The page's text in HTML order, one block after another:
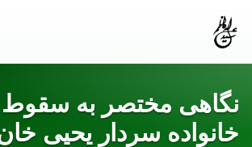
نگاهی مختصر به
خانواده سردار یحیی